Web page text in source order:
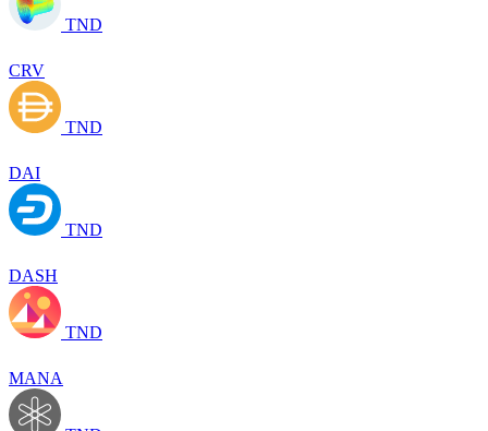
TND
CRV
TND
DAI
TND
DASH
TND
MANA